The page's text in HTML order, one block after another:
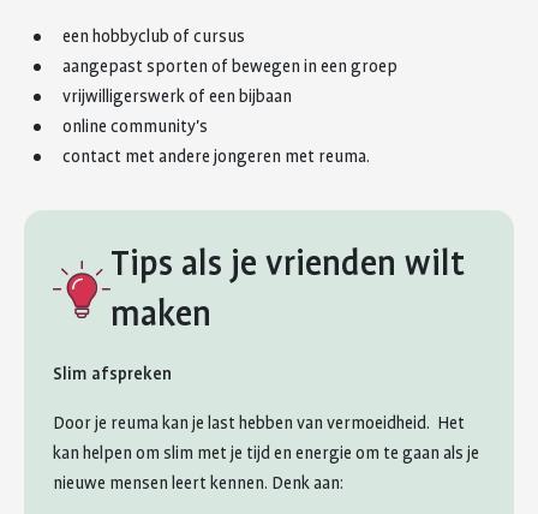
een hobbyclub of cursus
aangepast sporten of bewegen in een groep
vrijwilligerswerk of een bijbaan
online community's
contact met andere jongeren met reuma.
Tips als je vrienden wilt
maken
Slim afspreken
Door je reuma kan je last hebben van vermoeidheid. Het
kan helpen om slim met je tijd en energie om te gaan als je
nieuwe mensen leert kennen. Denk aan: